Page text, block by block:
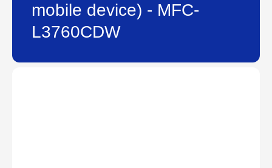
mobile device) - MFC-
L3760CDW